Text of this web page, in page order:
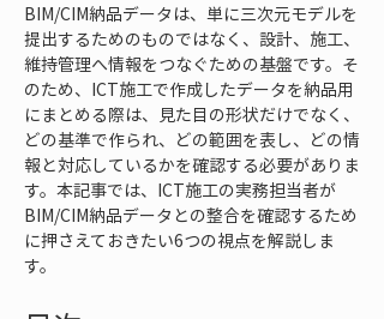
BIM/CIM納品データは、単に三次元モデルを
提出するためのものではなく、設計、施工、
維持管理へ情報をつなぐための基盤です。そ
のため、ICT施工で作成したデータを納品用
にまとめる際は、見た目の形状だけでなく、
どの基準で作られ、どの範囲を表し、どの情
報と対応しているかを確認する必要がありま
す。本記事では、ICT施工の実務担当者が
BIM/CIM納品データとの整合を確認するため
に押さえておきたい6つの視点を解説しま
す。